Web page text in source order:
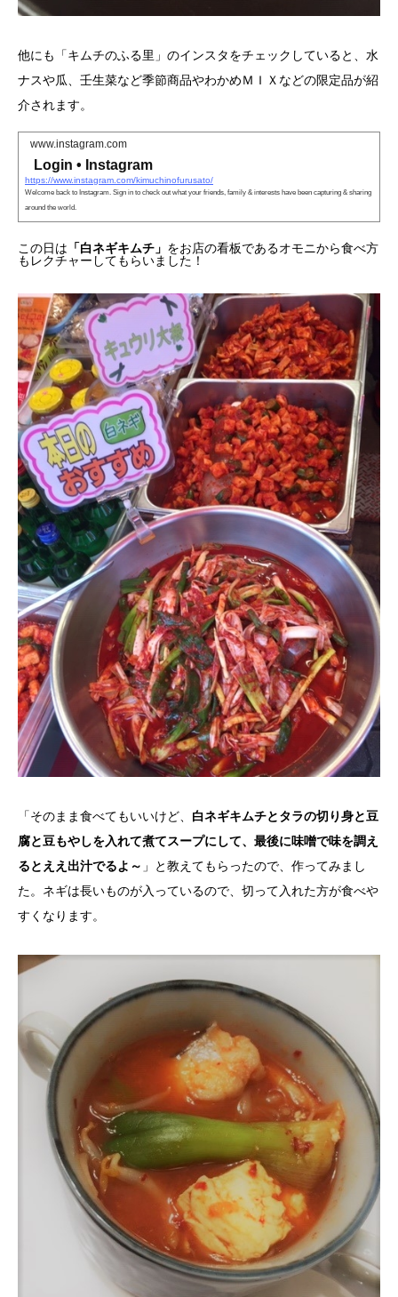
他にも「キムチのふる里」のインスタをチェックしていると、水
ナスや瓜、壬生菜など季節商品やわかめＭＩＸなどの限定品が紹
介されます。
www.instagram.com
Login • Instagram
https://www.instagram.com/kimuchinofurusato/
Welcome back to Instagram. Sign in to check out what your friends, family & interests have been capturing & sharing
around the world.
この日は 「白ネギキムチ」 をお店の看板であるオモニから食べ方
もレクチャーしてもらいました！
「そのまま食べてもいいけど、 白ネギキムチとタラの切り身と豆
腐と豆もやしを入れて煮てスープにして、最後に味噌で味を調え
るとええ出汁でるよ～ 」と教えてもらったので、作ってみまし
た。ネギは長いものが入っているので、切って入れた方が食べや
すくなります。